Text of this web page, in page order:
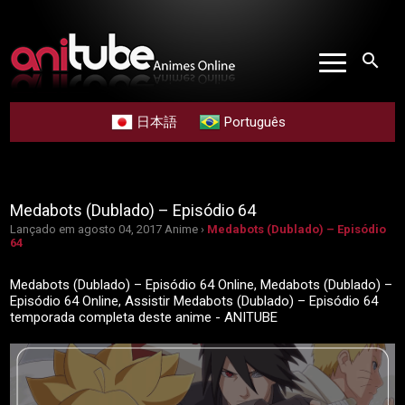
search
日本語 Português
Medabots (Dublado) – Episódio 64
Lançado em agosto 04, 2017 Anime › Medabots (Dublado) – Episódio
64
Medabots (Dublado) – Episódio 64 Online, Medabots (Dublado) –
Episódio 64 Online, Assistir Medabots (Dublado) – Episódio 64
temporada completa deste anime - ANITUBE